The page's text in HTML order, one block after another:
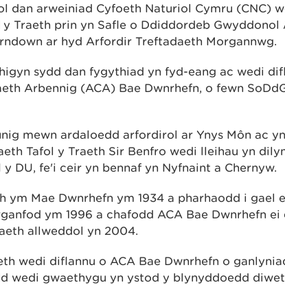
dan arweiniad Cyfoeth Naturiol Cymru (CNC)
Traeth prin yn Safle o Ddiddordeb Gwyddonol
ar hyd Arfordir Treftadaeth Morgannwg.
sydd dan fygythiad yn fyd-eang ac wedi
Arbennig (ACA) Bae Dwnrhefn, o fewn
mewn ardaloedd arfordirol ar Ynys Môn ac
Tafol y Traeth Sir Benfro wedi lleihau yn
y DU, fe'i ceir yn bennaf yn Nyfnaint a Chernyw.
ym Mae Dwnrhefn ym 1934 a pharhaodd i gael
ym 1996 a chafodd ACA Bae Dwnrhefn
allweddol yn 2004.
wedi diflannu o ACA Bae Dwnrhefn o
wedi gwaethygu yn ystod y blynyddoedd